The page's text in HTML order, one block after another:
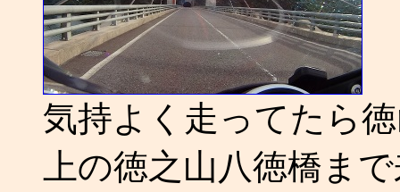
気持よく走ってたら
上の徳之山八徳橋ま